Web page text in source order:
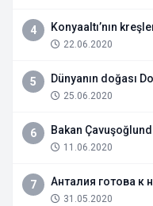
4 Konyaaltı’nın
22.06.2020
5 Dünyanın doğası
25.06.2020
6 Bakan
11.06.2020
7 Анталия готова к
31.05.2020